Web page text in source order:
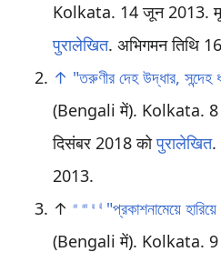
Kolkata. 14 जून 2013.
पुरालेखित. अभिगमन तिथि
↑ "তরুণীর দেহ উদ্ধার, সন্দেহ
(Bengali में). Kolkata.
दिसंबर 2018 कोपुरालेखित.
2013.
↑
अ आ इ ई "প্রকাশনামেয়ে
(Bengali में). Kolkata.